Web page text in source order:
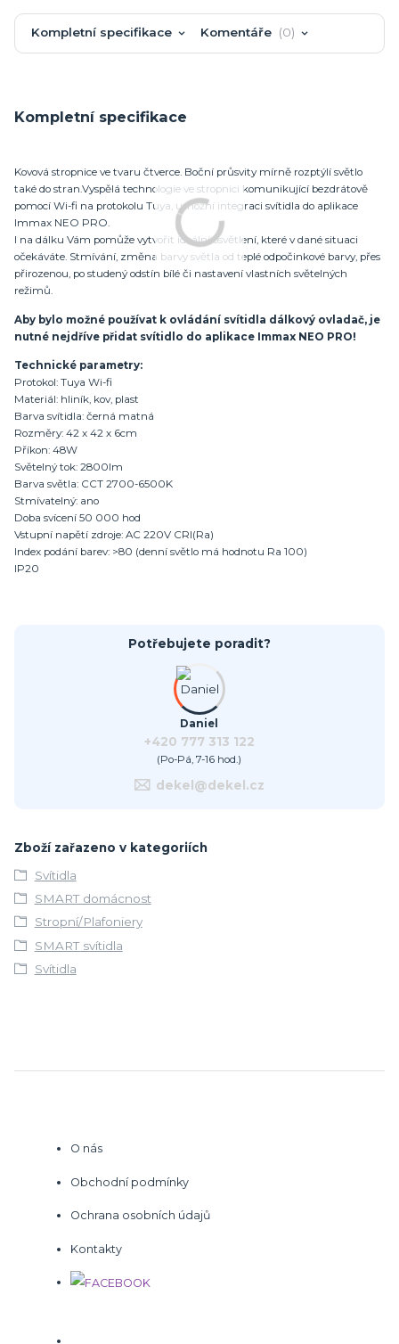
Kompletní specifikace Komentáře 0
Kompletní specifikace
Kovová stropnice ve tvaru čtverce. Boční průsvity mírně rozptýlí světlo
také do stran.Vyspělá technologie ve stropnici komunikující bezdrátově
pomocí Wi-fi na protokolu Tuya, umožní integraci svítidla do aplikace
Immax NEO PRO.
I na dálku Vám pomůže vytvořit ideální osvětlení, které v dané situaci
očekáváte. Stmívání, změna barvy světla od teplé odpočinkové barvy, přes
přirozenou, po studený odstín bílé či nastavení vlastních světelných
režimů.
Aby bylo možné používat k ovládání svítidla dálkový ovladač, je
nutné nejdříve přidat svítidlo do aplikace Immax NEO PRO!
Technické parametry:
Protokol: Tuya Wi-fi
Materiál: hliník, kov, plast
Barva svítidla: černá matná
Rozměry: 42 x 42 x 6cm
Příkon: 48W
Světelný tok: 2800lm
Barva světla: CCT 2700-6500K
Stmívatelný: ano
Doba svícení 50 000 hod
Vstupní napětí zdroje: AC 220V CRI(Ra)
Index podání barev: >80 (denní světlo má hodnotu Ra 100)
IP20
Potřebujete poradit?
Daniel
+420 777 313 122
(Po-Pá, 7-16 hod.)
dekel@dekel.cz
Zboží zařazeno v kategoriích
Svítidla
SMART domácnost
Stropní/Plafoniery
SMART svítidla
Svítidla
O nás
Obchodní podmínky
Ochrana osobních údajů
Kontakty